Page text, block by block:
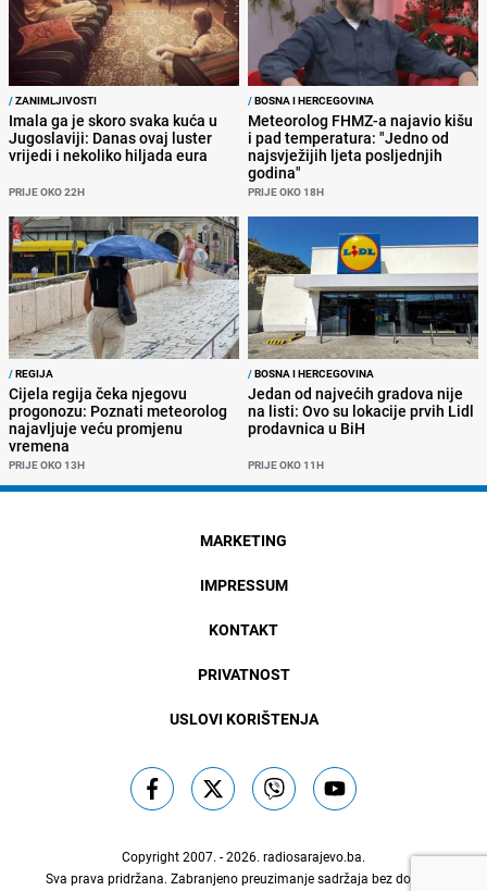
/ZANIMLJIVOSTI
Imala ga je skoro svaka kuća u
Jugoslaviji: Danas ovaj luster
vrijedi i nekoliko hiljada eura
PRIJE OKO 22H
/BOSNA I HERCEGOVINA
Meteorolog FHMZ-a najavio kišu
i pad temperatura: "Jedno od
najsvježijih ljeta posljednjih
godina"
PRIJE OKO 18H
/REGIJA
Cijela regija čeka njegovu
progonozu: Poznati meteorolog
najavljuje veću promjenu
vremena
PRIJE OKO 13H
/BOSNA I HERCEGOVINA
Jedan od najvećih gradova nije
na listi: Ovo su lokacije prvih Lidl
prodavnica u BiH
PRIJE OKO 11H
MARKETING
IMPRESSUM
KONTAKT
PRIVATNOST
USLOVI KORIŠTENJA
Copyright 2007. - 2026. radiosarajevo.ba.
Sva prava pridržana. Zabranjeno preuzimanje sadržaja bez dozvole